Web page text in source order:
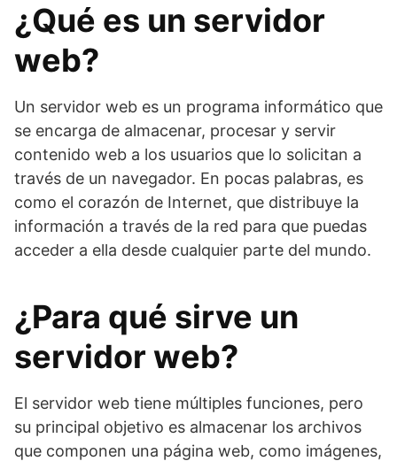
¿Qué es un servidor
web?
Un servidor web es un programa informático que
se encarga de almacenar, procesar y servir
contenido web a los usuarios que lo solicitan a
través de un navegador. En pocas palabras, es
como el corazón de Internet, que distribuye la
información a través de la red para que puedas
acceder a ella desde cualquier parte del mundo.
¿Para qué sirve un
servidor web?
El servidor web tiene múltiples funciones, pero
su principal objetivo es almacenar los archivos
que componen una página web, como imágenes,